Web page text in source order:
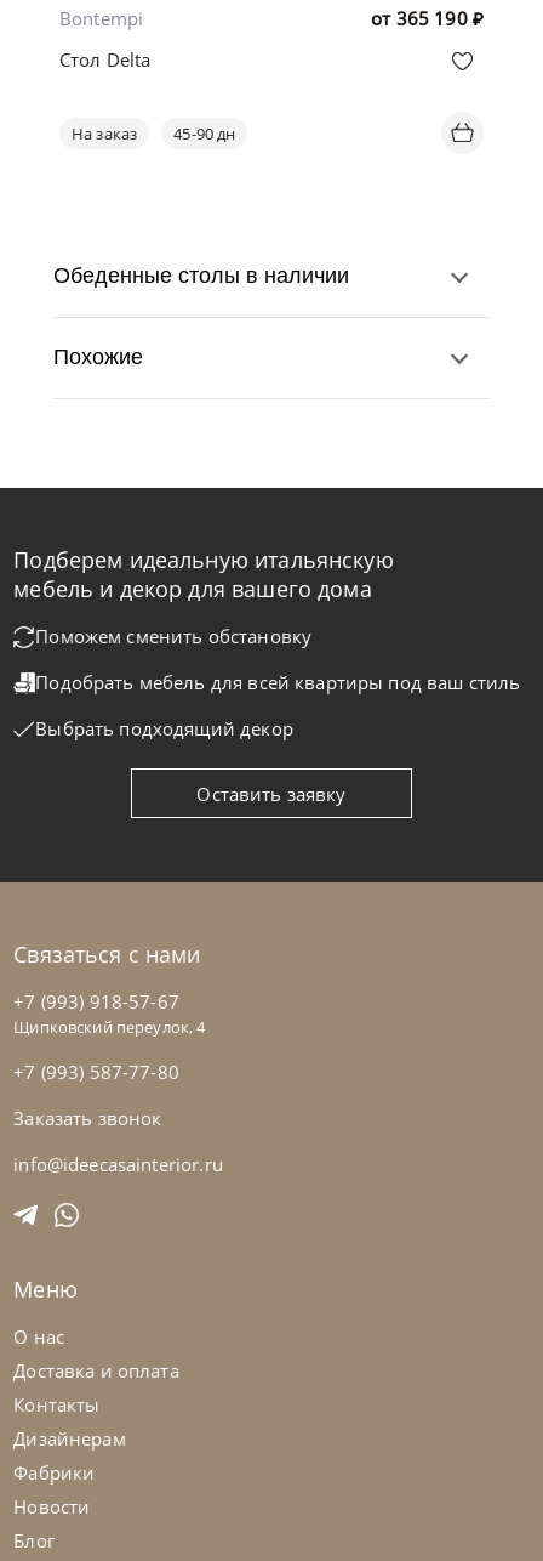
от 365 190 ₽
Bontempi
Стол Delta
На заказ 45-90 дн
от
Bontempi
На заказ 45-90 дн
Bontempi
Стол Mago
Обеденные столы в наличии
Похожие
Подберем идеальную итальянскую
мебель и декор для вашего дома
Поможем сменить обстановку
Подобрать мебель для всей квартиры под ваш стиль
Выбрать подходящий декор
Оставить заявку
Связаться с нами
+7 (993) 918-57-67
Щипковский переулок, 4
+7 (993) 587-77-80
Заказать звонок
info@ideecasainterior.ru
Меню
О нас
Доставка и оплата
Контакты
Дизайнерам
Фабрики
Новости
Блог